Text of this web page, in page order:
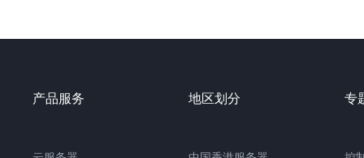
产品服务 地区划分 专